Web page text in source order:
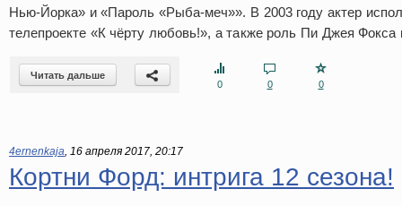
Нью-Йорка» и «Пароль «Рыба-меч»». В 2003 году актер
телепроекте «К чёрту любовь!», а также роль Пи Джея
Читать дальше
0
0 0
4ernenkaja, 16 апреля 2017, 20:17
Кортни Форд: интрига 12 сезона!